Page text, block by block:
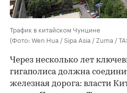
Трафик в китайском Чунцине
(Фото: Wen Hua / Sipa Asia / Zuma /
Через несколько лет
гигаполиса должна
железная дорога: власти